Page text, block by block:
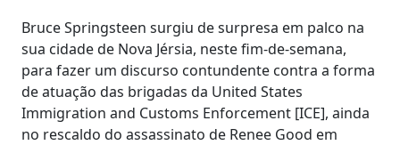
Bruce Springsteen surgiu de surpresa em palco na
sua cidade de Nova Jérsia, neste fim-de-semana,
para fazer um discurso contundente contra a forma
de atuação das brigadas da United States
Immigration and Customs Enforcement [ICE], ainda
no rescaldo do assassinato de Renee Good em